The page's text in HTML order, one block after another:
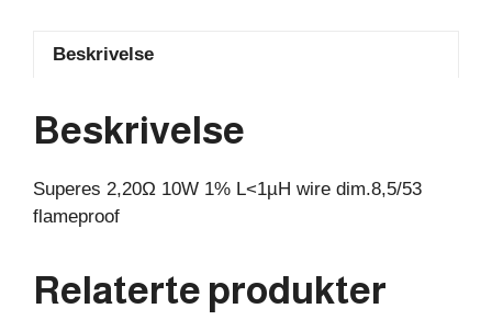
Beskrivelse
Beskrivelse
Superes 2,20Ω 10W 1% L<1µH wire dim.8,5/53
flameproof
Relaterte produkter